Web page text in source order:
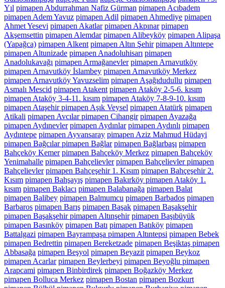
Yıl pimapen Abdurrahman Nafiz Gürman pimapen Acıbadem
pimapen Adem Yavuz pimapen Adil pimapen Ahmediye pimapen
Ahmet Yesevi pimapen Akatlar pimapen Akpınar pimapen
Akşemsettin pimapen Alemdar pimapen Alibeyköy pimapen Alipaşa
(Yapağca) pimapen Alkent pimapen Altın Şehir pimapen Altıntepe
pimapen Altunizade pimapen Anadoluhisarı pimapen
Anadolukavağı pimapen Armağanevler pimapen Arnavutköy
pimapen Arnavutköy İslambey pimapen Arnavutköy Merkez
pimapen Arnavutköy Yavuzselim pimapen Aşağıdudullu pimapen
Asmalı Mescid pimapen Atakent pimapen Ataköy 2-5-6. kısım
pimapen Ataköy 3-4-11. kısım pimapen Ataköy 7-8-9-10. kısım
pimapen Ataşehir pimapen Aşık Veysel pimapen Atatürk pimapen
Atikali pimapen Avcılar pimapen Cihangir pimapen Ayazağa
pimapen Aydınevler pimapen Aydınlar pimapen Aydınlı pimapen
Aydıntepe pimapen Ayvansaray pimapen Aziz Mahmud Hüdayi
pimapen Bağcılar pimapen Bağlar pimapen Bağlarbaşı pimapen
Bahçeköy Kemer pimapen Bahçeköy Merkez pimapen Bahçeköy
Yenimahalle pimapen Bahçelievler pimapen Bahçelievler pimapen
Bahçelievler pimapen Bahçeşehir 1. Kısım pimapen Bahçeşehir 2.
Kısım pimapen Bahşayış pimapen Bakırköy pimapen Ataköy 1.
kısım pimapen Baklacı pimapen Balabanağa pimapen Balat
pimapen Balibey pimapen Balmumcu pimapen Barbados pimapen
Barbaros pimapen Barış pimapen Başak pimapen Başakşehir
pimapen Başakşehir pimapen Altınşehir pimapen Başıbüyük
pimapen Basınköy pimapen Batı pimapen Batıköy pimapen
Battalgazi pimapen Bayrampaşa pimapen Altıntepsi pimapen Bebek
pimapen Bedrettin pimapen Bereketzade pimapen Beşiktaş pimapen
Abbasağa pimapen Beşyol pimapen Beyazit pimapen Beykoz
pimapen Acarlar pimapen Beylerbeyi pimapen Beyoğlu pimapen
Arapcami pimapen Binbirdirek pimapen Boğazköy Merkez
pimapen Bolluca Merkez pimapen Bostan pimapen Bozkurt